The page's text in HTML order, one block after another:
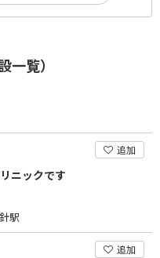
覧）
追加
ニックです
駅
追加